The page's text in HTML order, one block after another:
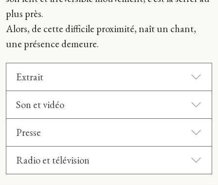
plus près.
Alors, de cette difficile proximité, naît un chant,
une présence demeure.
Extrait
Son et vidéo
Presse
Radio et télévision